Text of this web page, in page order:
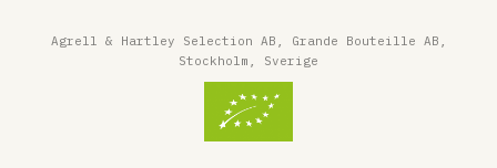
Agrell & Hartley Selection AB, Grande Bouteille AB,
Stockholm, Sverige